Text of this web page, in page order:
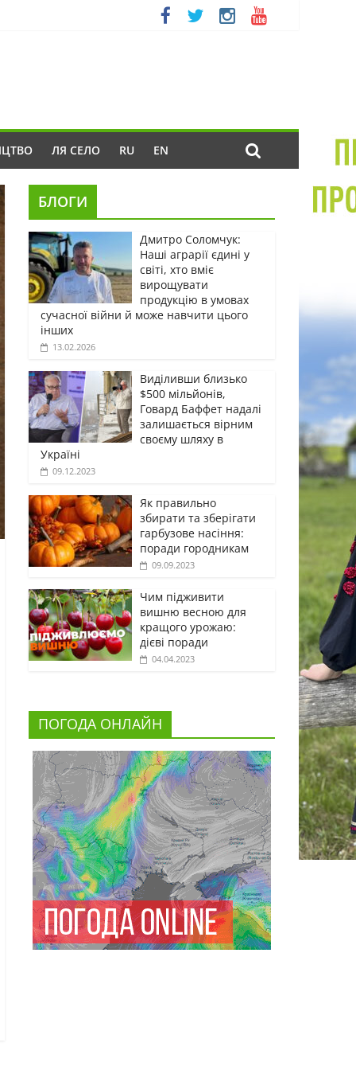
ЛЯ СЕЛО RU EN
БЛОГИ
Дмитро Соломчук:
Наші аграрії єдині у
світі, хто вміє
вирощувати
продукцію в умовах
сучасної війни й може навчити цього
інших
13.02.2026
Виділивши близько
$500 мільйонів,
Говард Баффет надалі
залишається вірним
своєму шляху в
Україні
09.12.2023
Як правильно
збирати та зберігати
гарбузове насіння:
поради городникам
09.09.2023
Чим підживити
вишню весною для
кращого урожаю:
дієві поради
04.04.2023
ПОГОДА ОНЛАЙН